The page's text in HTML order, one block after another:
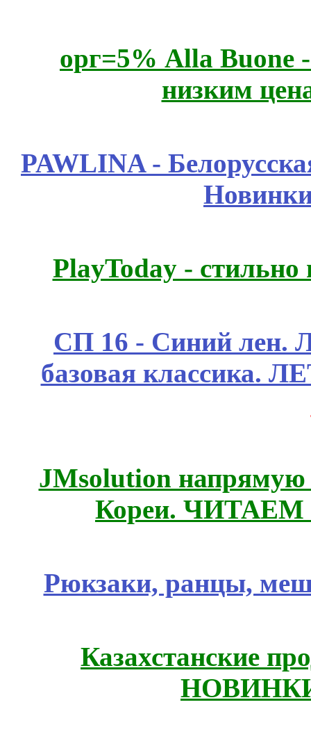
орг=5% Alla Buone
низким
PAWLINA -
PlayToday -
СП 16 - Синий лен.
базовая
JMsolution
Кореи.
Рюкзаки, ранцы,
Казахстанские